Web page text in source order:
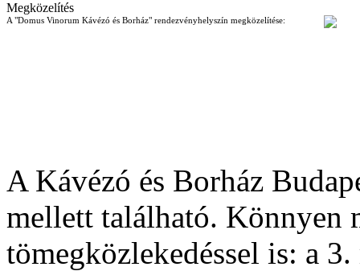
Megközelítés
A "Domus Vinorum Kávézó és Borház" rendezvényhelyszín megközelítése:
A Kávézó és Borház
mellett található. Könnyen
tömegközlekedéssel is: a